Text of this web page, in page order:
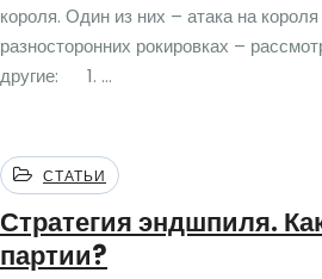
короля. Один из них – атака на
разносторонних рокировках –
другие: 1. ...
СТАТЬИ
Стратегия эндшпиля.
партии?